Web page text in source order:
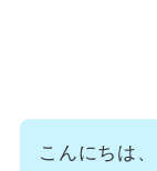
こんにちは